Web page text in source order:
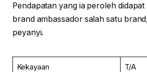
Pendapatan yang ia peroleh
brand ambassador salah satu
peyanyi.
Kekayaan T/A